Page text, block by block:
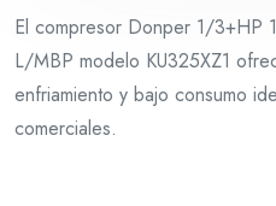
El compresor Donper 1/3+HP
L/MBP modelo KU325XZ1
enfriamiento y bajo consumo
comerciales.